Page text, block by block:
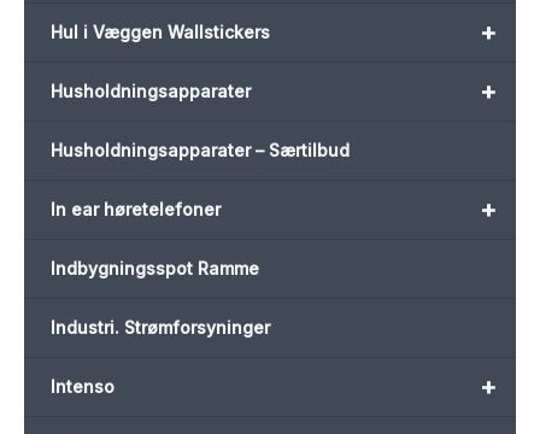
+
Hul i Væggen Wallstickers
+
Husholdningsapparater
Husholdningsapparater – Særtilbud
+
In ear høretelefoner
Indbygningsspot Ramme
Industri. Strømforsyninger
+
Intenso